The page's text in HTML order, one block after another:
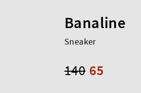
Banaline
Sneaker
65
140